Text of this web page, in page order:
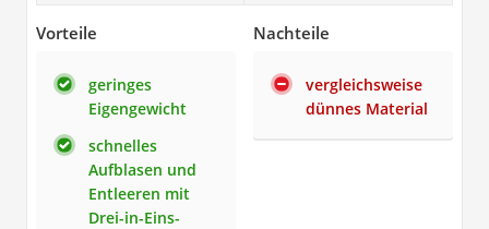
Vorteile
geringes
Eigengewicht
schnelles
Aufblasen und
Entleeren mit
Drei-in-Eins-
Nachteile
vergleichsweise
dünnes Material